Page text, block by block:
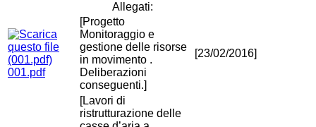
Allegati:
001.pdf
[Progetto
Monitoraggio e
gestione delle risorse
in movimento .
Deliberazioni
conseguenti.]
[23/02/2016]
[Lavori di
ristrutturazione delle